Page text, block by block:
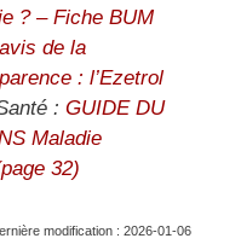
? – Fiche BUM
de la
: l’Ezetrol
: GUIDE DU
Maladie
32)
modification : 2026-01-06